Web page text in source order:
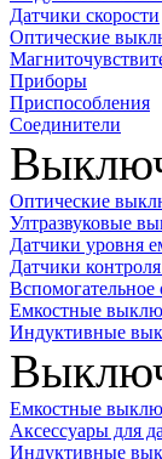
Датчики скорости
Оптические
Приборы
Приспособления
Соединители
Оптические
Ултразвуковые
Датчики уровня
Датчики
Вспомогательное
Емкостные
Индуктивные
Емкостные
Аксессуары для
Индуктивные